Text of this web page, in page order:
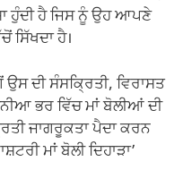
ਹੁੰਦੀ ਹੈ ਜਿਸ ਨੂੰ ਉਹ ਆਪਣੇ
ਸਿੱਖਦਾ ਹੈ।
ਦੀ ਸੰਸਕ੍ਰਿਤੀ, ਵਿਰਾਸਤ
ਭਰ ਵਿੱਚ ਮਾਂ ਬੋਲੀਆਂ ਦੀ
ਜਾਗਰੂਕਤਾ ਪੈਦਾ ਕਰਨ
ਮਾਂ ਬੋਲੀ ਦਿਹਾੜਾ’